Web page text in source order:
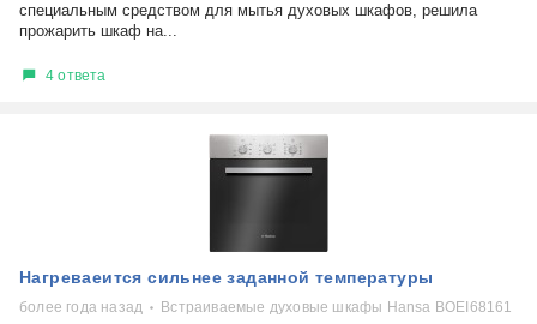
специальным средством для мытья духовых шкафов, решила
прожарить шкаф на...
4 ответа
Нагреваеится сильнее заданной температуры
более года назад Встраиваемые духовые шкафы Hansa BOEI68161